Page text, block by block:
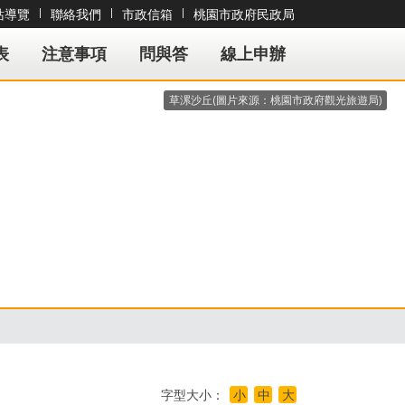
內容
導覽 | 聯絡我們 | 市政信箱 | 桃園市政府民政局
注意事項 問與答 線上申辦
草漯沙丘(圖片來源：桃園市政府觀光旅遊局)
字型大小： 小 中 大